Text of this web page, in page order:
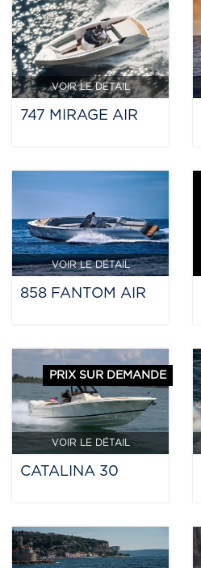
VOIR LE DÉTAIL
747 MIRAGE AIR
VOIR LE DÉTAIL
858 FANTOM AIR
VOIR LE DÉTAIL
PRIX SUR DEMANDE
CATALINA 30